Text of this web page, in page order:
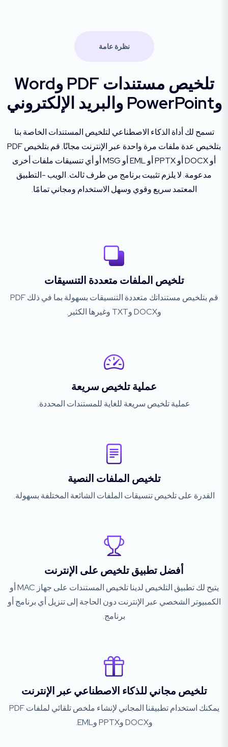
نظرة عامة
تلخيص مستندات PDF وWord
وPowerPoint والبريد الإلكتروني
تسمح لك أداة الذكاء الاصطناعي لتلخيص المستندات الخاصة بنا
بتلخيص عدة ملفات مرة واحدة عبر الإنترنت مجانًا. قم بتلخيص PDF
أو DOCX أو PPTX أو EML أو MSG أو أي تنسيقات ملفات أخرى
مدعومة. لا يلزم تثبيت برنامج من طرف ثالث. الويب -التطبيق
المعتمد سريع وقوي وسهل الاستخدام ومجاني تمامًا.
تلخيص الملفات متعددة التنسيقات
قم بتلخيص مستنداتك متعددة التنسيقات بسهولة بما في ذلك PDF
وDOCX وTXT وغيرها الكثير.
عملية تلخيص سريعة
عملية تلخيص سريعة للغاية للمستندات المحددة.
تلخيص الملفات النصية
القدرة على تلخيص تنسيقات الملفات الشائعة المختلفة بسهولة.
أفضل تطبيق تلخيص على الإنترنت
يتيح لك تطبيق التلخيص لدينا تلخيص المستندات على جهاز MAC أو
الكمبيوتر الشخصي عبر الإنترنت دون الحاجة إلى تنزيل أي برنامج أو
برنامج.
تلخيص مجاني للذكاء الاصطناعي عبر الإنترنت
يمكنك استخدام تطبيقنا المجاني لإنشاء ملخص تلقائي لملفات PDF
وDOCX وPPTX وEML.